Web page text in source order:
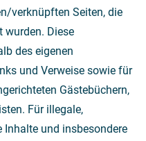
verknüpften Seiten, die
wurden. Diese
des eigenen
und Verweise sowie für
Gästebüchern,
Für illegale,
und insbesondere